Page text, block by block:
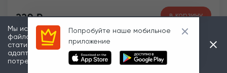
220₽
в корзину
Мы используем информацию, зарегистрированную в
файлах «cookies», в частности, в рекламных и
статистических целях, а также для того, чтобы
адаптировать наши сайты к индивидуальным
потребностям пользователей.
Попробуйте наше мобильное
приложение